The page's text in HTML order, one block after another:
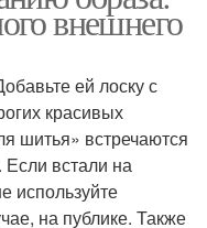
внешнего
ей лоску с
красивых
шитья» встречаются
встали на
используйте
на публике. Также